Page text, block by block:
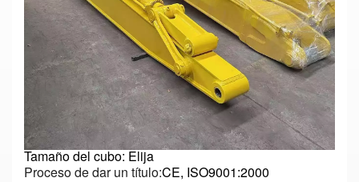
Parámetros principales
Número de modelo: PC200-7
Tipo: Excavadora de largo alcance
Longitud: Elige
Materiales:Q355B o Q690D
Condición: Nuevo
Tipo de cilindro de brazo:Tipo de comercio exterior
(extranjero)
Especificación: OEM
Tamaño del cubo: Elija
Proceso de dar un título:CE, ISO9001:2000